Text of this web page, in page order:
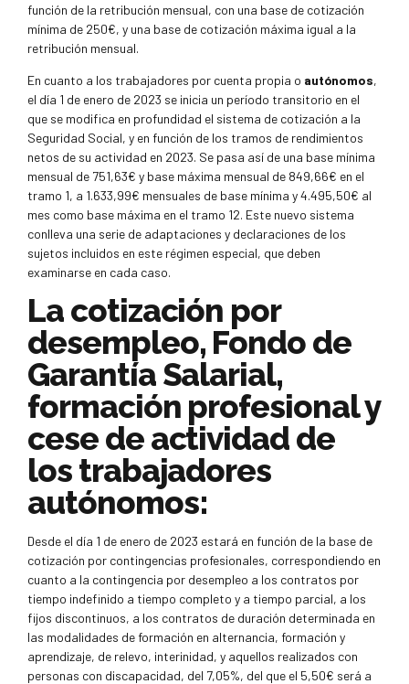
función de la retribución mensual, con una base de cotización
mínima de 250€, y una base de cotización máxima igual a la
retribución mensual.
En cuanto a los trabajadores por cuenta propia o autónomos,
el día 1 de enero de 2023 se inicia un período transitorio en el
que se modifica en profundidad el sistema de cotización a la
Seguridad Social, y en función de los tramos de rendimientos
netos de su actividad en 2023. Se pasa así de una base mínima
mensual de 751,63€ y base máxima mensual de 849,66€ en el
tramo 1, a 1.633,99€ mensuales de base mínima y 4.495,50€ al
mes como base máxima en el tramo 12. Este nuevo sistema
conlleva una serie de adaptaciones y declaraciones de los
sujetos incluidos en este régimen especial, que deben
examinarse en cada caso.
La cotización por
desempleo, Fondo de
Garantía Salarial,
formación profesional y
cese de actividad de
los trabajadores
autónomos:
Desde el día 1 de enero de 2023 estará en función de la base de
cotización por contingencias profesionales, correspondiendo en
cuanto a la contingencia por desempleo a los contratos por
tiempo indefinido a tiempo completo y a tiempo parcial, a los
fijos discontinuos, a los contratos de duración determinada en
las modalidades de formación en alternancia, formación y
aprendizaje, de relevo, interinidad, y aquellos realizados con
personas con discapacidad, del 7,05%, del que el 5,50€ será a